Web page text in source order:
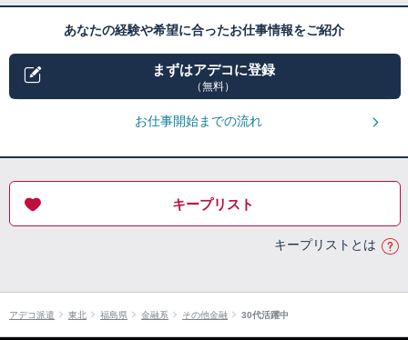
あなたの経験や希望に合ったお仕事情報をご紹介
まずはアデコに登録
（無料）
お仕事開始までの流れ
キープリスト
キープリストとは
アデコ派遣 東北 福島県 金融系 その他金融 30代活躍中